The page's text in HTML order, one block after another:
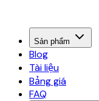
Sản phẩm
Blog
Tài liệu
Bảng giá
FAQ